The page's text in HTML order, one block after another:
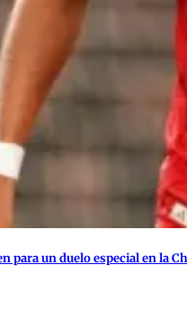
para un duelo especial en la